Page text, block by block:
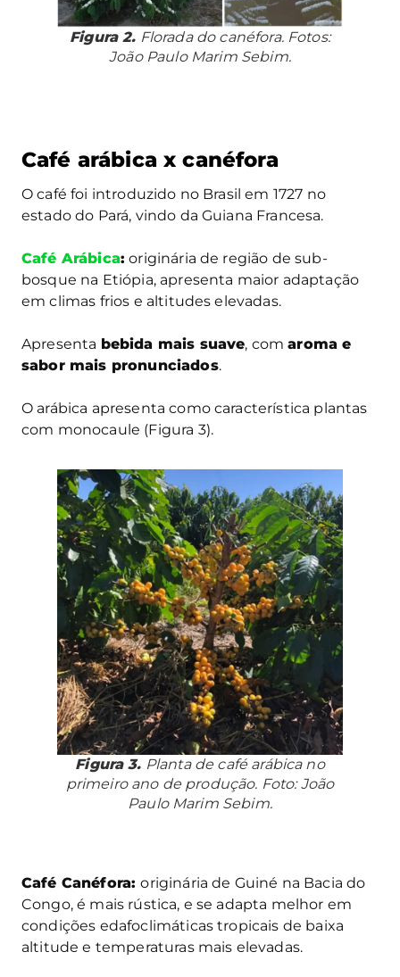
Figura 2. Florada do canéfora. Fotos:
João Paulo Marim Sebim.
Café arábica x canéfora
O café foi introduzido no Brasil em 1727 no
estado do Pará, vindo da Guiana Francesa.
Café Arábica: originária de região de sub-
bosque na Etiópia, apresenta maior adaptação
em climas frios e altitudes elevadas.
Apresenta bebida mais suave, comaroma e
sabor mais pronunciados.
O arábica apresenta como característica plantas
com monocaule (Figura 3).
Figura 3. Planta de café arábica no
primeiro ano de produção. Foto: João
Paulo Marim Sebim.
Café Canéfora:originária de Guiné na Bacia do
Congo, é mais rústica, e se adapta melhor em
condições edafoclimáticas tropicais de baixa
altitude e temperaturas mais elevadas.